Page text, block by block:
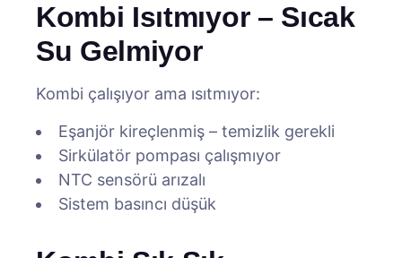
Kombi Isıtmıyor – Sıcak
Su Gelmiyor
Kombi çalışıyor ama ısıtmıyor:
Eşanjör kireçlenmiş – temizlik gerekli
Sirkülatör pompası çalışmıyor
NTC sensörü arızalı
Sistem basıncı düşük